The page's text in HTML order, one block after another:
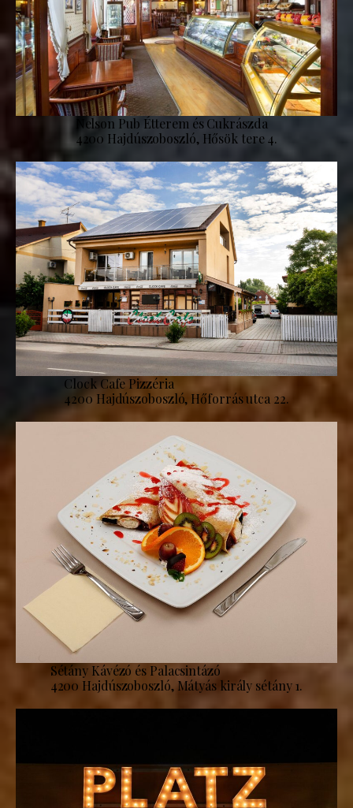
Nelson Pub Étterem és Cukrászda
4200 Hajdúszoboszló, Hősök tere 4.
Clock Cafe Pizzéria
4200 Hajdúszoboszló, Hőforrás utca 22.
Sétány Kávézó és Palacsintázó
4200 Hajdúszoboszló, Mátyás király sétány 1.